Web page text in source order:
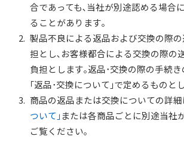
合であっても､当社が別途認める場合
ることがあります｡
製品不良による返品および交換の際
担とし､お客様都合による交換の際の
負担とします｡返品･交換の際の手続
｢返品･交換について｣で定めるものと
商品の返品または交換についての詳細
ついて｣ または各商品ごとに別途当社
ご覧ください｡